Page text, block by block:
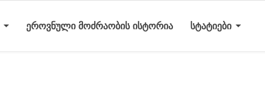
ᲔᲠᲝᲕᲜᲣᲚᲘ ᲛᲝᲫᲠᲐᲝᲑᲘᲡ ᲘᲡᲢᲝᲠᲘᲐ ᲡᲢᲐᲢᲘᲔᲑᲘ